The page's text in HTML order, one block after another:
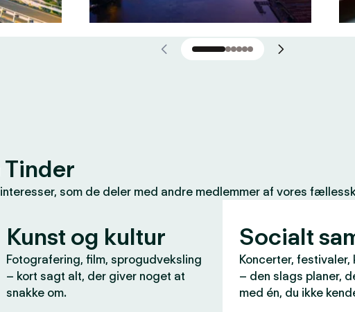
som de deler med andre medlemmer af vores
Kunst og kultur
Fotografering, film, sprogudveksling
– kort sagt alt, der giver noget at
snakke om.
Socialt
Koncerter, festivaler,
– den slags planer,
med én, du ikke